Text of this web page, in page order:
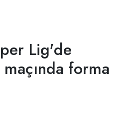
Lig'de
forma